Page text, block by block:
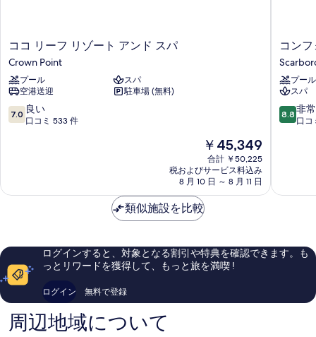
コ
コ
リ
ー
フ
リ
ゾ
ス
ココ リーフ リゾート アンド スパ
Crown Point
プール
スパ
空港送迎
駐車場 (無料)
10
段
口
件
の
口
ミ
7.0 良い
口コミ 533 件
現
在
の
料
金
は
￥45,349
￥45,349
合計 ￥50,225
税およびサービス料込み
8 月 10 日 ～ 8 月 11 日
コ
ン
フ
ォ
ー
ト
イ
ツ
プール
スパ
10
段
に
コ
ミ
8.8 非
口コ
類似施設を比較
ログインすると、対象となる割引や特典を確認できます。も
っとリワードを獲得して、もっと旅を満喫 !
ログイン 無料で登録
周辺地域について